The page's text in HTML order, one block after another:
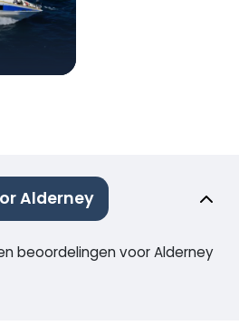
Alderney
beoordelingen voor Alderney